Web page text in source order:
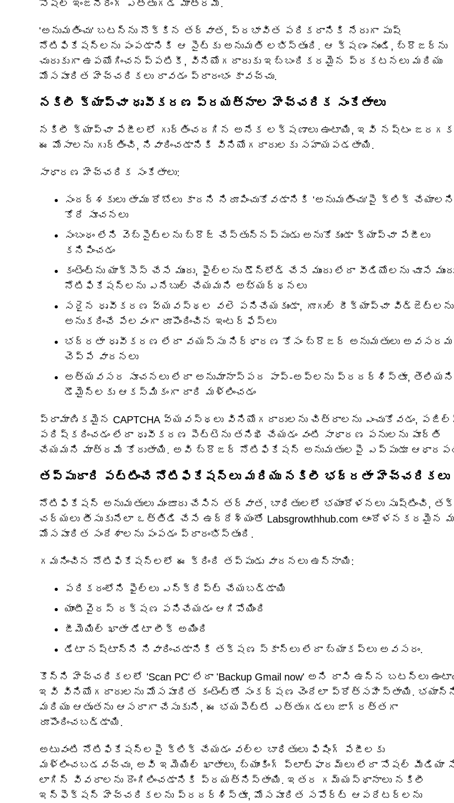
సోషల్ ఇంజనీరింగ్ ఎత్తుగడ మాత్రమే.
'అనుమతించు' బటన్‌ను నొక్కిన తర్వాత, ప్రభావిత పరికరానికి నేరుగా పుష్
నోటిఫికేషన్‌లను పంపడానికి ఆ సైట్‌కు అనుమతి లభిస్తుంది. ఆ క్షణం నుండి, బ్రౌజర్‌ను
చురుకుగా ఉపయోగించనప్పటికీ, వినియోగదారుకు ఇబ్బందికరమైన ప్రకటనలు మరియు
మోసపూరిత హెచ్చరికలు రావడం ప్రారంభం కావచ్చు.
నకిలీ క్యాప్చా ధృవీకరణ ప్రయత్నాల హెచ్చరిక సంకేతాలు
నకిలీ క్యాప్చా పేజీలలో గుర్తించదగిన అనేక లక్షణాలు ఉంటాయి, ఇవి నష్టం జరగక
ఈ మోసాలను గుర్తించి, నివారించడానికి వినియోగదారులకు సహాయపడతాయి.
సాధారణ హెచ్చరిక సంకేతాలు:
సందర్శకులు తాము రోబోలు కాదని నిరూపించుకోవడానికి 'అనుమతించు'పై క్లిక్ చేయాలని
కోరే సూచనలు
సంబంధం లేని వెబ్‌సైట్‌లను బ్రౌజ్ చేస్తున్నప్పుడు అనుకోకుండా క్యాప్చా పేజీలు
కనిపించడం
కంటెంట్‌ను యాక్సెస్ చేసే ముందు, ఫైల్‌లను డౌన్‌లోడ్ చేసే ముందు లేదా వీడియోలను చూసే
నోటిఫికేషన్‌లను ఎనేబుల్ చేయమని అభ్యర్థనలు
సరైన ధృవీకరణ వ్యవస్థల వలె పనిచేయకుండా, గూగుల్ రీక్యాప్చా విడ్జెట్‌లను
అనుకరించే పేలవంగా రూపొందించిన ఇంటర్‌ఫేస్‌లు
భద్రతా ధృవీకరణ లేదా వయస్సు నిర్ధారణ కోసం బ్రౌజర్ అనుమతులు
చెప్పే వాదనలు
అత్యవసర సూచనలు లేదా అనుమానాస్పద పాప్-అప్‌లను ప్రదర్శిస్తూ, తెలియని
డొమైన్‌లకు ఆకస్మికంగా దారి మళ్లించడం
ప్రామాణికమైన CAPTCHA వ్యవస్థలు వినియోగదారులను చిత్రాలను ఎంచుకోవడం,
పరిష్కరించడం లేదా ధృవీకరణ పెట్టెను తనిఖీ చేయడం వంటి సాధారణ పనులను పూర్తి
చేయమని మాత్రమే కోరుతాయి. అవి బ్రౌజర్ నోటిఫికేషన్ అనుమతులపై ఎప్పుడూ
తప్పుదారి పట్టించే నోటిఫికేషన్‌లు మరియు నకిలీ భద్రతా హెచ్చరికలు
నోటిఫికేషన్ అనుమతులు మంజూరు చేసిన తర్వాత, బాధితులలో భయాందోళనలు సృష్టించి,
చర్యలు తీసుకునేలా ఒత్తిడి చేసే ఉద్దేశ్యంతో Labsgrowthhub.com ఆందోళనకరమైన
మోసపూరిత సందేశాలను పంపడం ప్రారంభిస్తుంది.
గమనించిన నోటిఫికేషన్‌లలో ఈ క్రింది తప్పుడు వాదనలు ఉన్నాయి:
పరికరంలోని ఫైల్‌లు ఎన్‌క్రిప్ట్ చేయబడ్డాయి
యాంటీవైరస్ రక్షణ పనిచేయడం ఆగిపోయింది
జీమెయిల్ ఖాతా డేటా లీక్ అయింది
డేటా నష్టాన్ని నివారించడానికి తక్షణ స్కాన్‌లు లేదా బ్యాకప్‌లు అవసరం.
కొన్ని హెచ్చరికలలో 'Scan PC' లేదా 'Backup Gmail now' అని రాసి ఉన్న బటన్లు
ఇవి వినియోగదారులను మోసపూరిత కంటెంట్‌తో సంకర్షణ చెందేలా ప్రోత్సహిస్తాయి.
మరియు ఆతృతను ఆసరాగా చేసుకుని, ఈ భయపెట్టే ఎత్తుగడలు జాగ్రత్తగా
రూపొందించబడ్డాయి.
అటువంటి నోటిఫికేషన్‌లపై క్లిక్ చేయడం వల్ల బాధితులు ఫిషింగ్ పేజీలకు
మళ్లించబడవచ్చు, అవి ఇమెయిల్ ఖాతాలు, బ్యాంకింగ్ ప్లాట్‌ఫారమ్‌లు లేదా సోషల్ మీడియా
లాగిన్ వివరాలను దొంగిలించడానికి ప్రయత్నిస్తాయి. ఇతర గమ్యస్థానాలు నకిలీ
ఇన్ఫెక్షన్ హెచ్చరికలను ప్రదర్శిస్తూ, మోసపూరిత సపోర్ట్ ఆపరేటర్లను